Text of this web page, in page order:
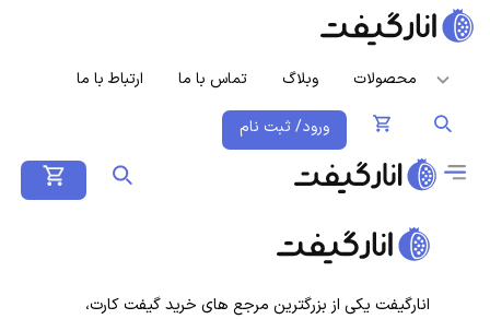
محصولات وبلاگ تماس با ما ارتباط با ما
ورود/ ثبت نام
انارگیفت یکی از بزرگترین مرجع های خرید گیفت کارت،